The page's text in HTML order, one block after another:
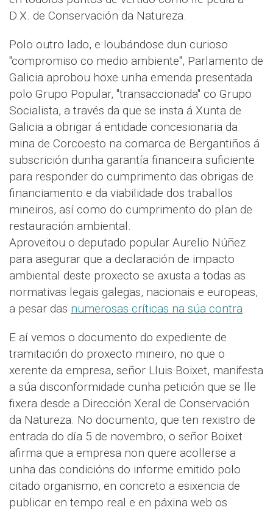
D.X. de Conservación da Natureza.
Polo outro lado, e loubándose dun curioso
"compromiso co medio ambiente", Parlamento de
Galicia aprobou hoxe unha emenda presentada
polo Grupo Popular, "transaccionada" co Grupo
Socialista, a través da que se insta á Xunta de
Galicia a obrigar á entidade concesionaria da
mina de Corcoesto na comarca de Bergantiños á
subscrición dunha garantía financeira suficiente
para responder do cumprimento das obrigas de
financiamento e da viabilidade dos traballos
mineiros, así como do cumprimento do plan de
restauración ambiental.
Aproveitou o deputado popular Aurelio Núñez
para asegurar que a declaración de impacto
ambiental deste proxecto se axusta a todas as
normativas legais galegas, nacionais e europeas,
a pesar das numerosas críticas na súa contra.
E aí vemos o documento do expediente de
tramitación do proxecto mineiro, no que o
xerente da empresa, señor Lluis Boixet, manifesta
a súa disconformidade cunha petición que se lle
fixera desde a Dirección Xeral de Conservación
da Natureza. No documento, que ten rexistro de
entrada do día 5 de novembro, o señor Boixet
afirma que a empresa non quere acollerse a
unha das condicións do informe emitido polo
citado organismo, en concreto a esixencia de
publicar en tempo real e en páxina web os